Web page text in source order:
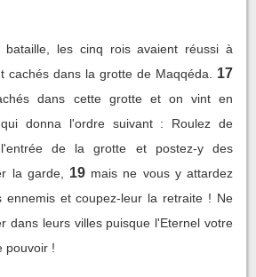
bataille, les cinq rois avaient réussi à
cachés dans la grotte de Maqqéda.
17
dans cette grotte et on vint en
qui donna l'ordre suivant : Roulez de
de la grotte et postez-y des
la garde,
19 mais ne vous y attardez
ennemis et coupez-leur la retraite ! Ne
dans leurs villes puisque l'Eternel votre
pouvoir !